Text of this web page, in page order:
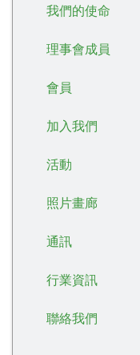
我們的使命
理事會成員
會員
加入我們
活動
照片畫廊
通訊
行業資訊
聯絡我們